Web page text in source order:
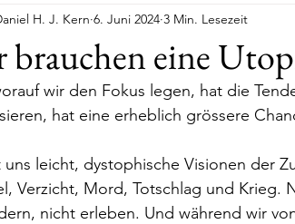
Coaching Change Strategie
brauchen eine
H. J. Kern 6. Juni 2024 3 Min. Lesezeit
wir den Fokus legen, hat die
hat eine erheblich grössere
uns leicht, dystophische Visionen der
Verzicht, Mord, Totschlag und Krieg.
nicht erleben. Und während wir